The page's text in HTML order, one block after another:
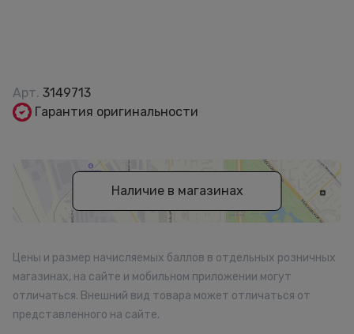
Арт. 3149713
Гарантия оригинальности
Наличие в магазинах
Цены и размер начисляемых баллов в отдельных розничных
магазинах, на сайте и мобильном приложении могут
отличаться. Внешний вид товара может отличаться от
представленного на сайте.